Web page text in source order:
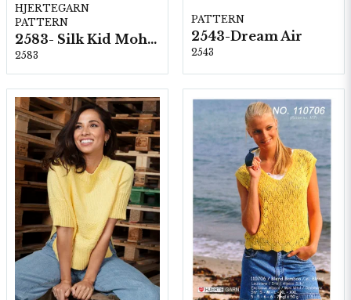
HJERTEGARN
PATTERN
2583- Silk Kid Mohair
2583
PATTERN
2543-Dream Air
2543